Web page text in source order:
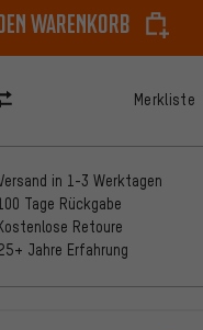
Warenkorb
Merkliste
in 1-3 Werktagen
Tage Rückgabe
Retoure
Jahre Erfahrung